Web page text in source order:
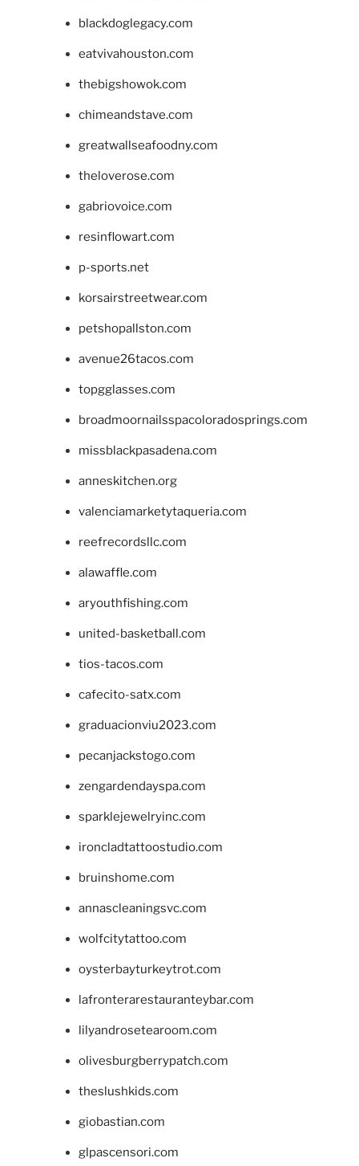
blackdoglegacy.com
eatvivahouston.com
thebigshowok.com
chimeandstave.com
greatwallseafoodny.com
theloverose.com
gabriovoice.com
resinflowart.com
p-sports.net
korsairstreetwear.com
petshopallston.com
avenue26tacos.com
topgglasses.com
broadmoornailsspacoloradosprings.com
missblackpasadena.com
anneskitchen.org
valenciamarketytaqueria.com
reefrecordsllc.com
alawaffle.com
aryouthfishing.com
united-basketball.com
tios-tacos.com
cafecito-satx.com
graduacionviu2023.com
pecanjackstogo.com
zengardendayspa.com
sparklejewelryinc.com
ironcladtattoostudio.com
bruinshome.com
annascleaningsvc.com
wolfcitytattoo.com
oysterbayturkeytrot.com
lafronterarestauranteybar.com
lilyandrosetearoom.com
olivesburgberrypatch.com
theslushkids.com
giobastian.com
glpascensori.com